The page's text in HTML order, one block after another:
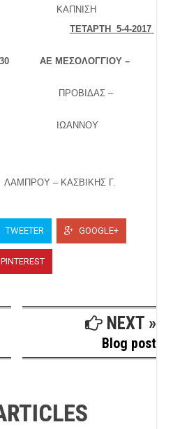
ΚΑΠΝΙΣΗ
ΤΕΤΑΡΤΗ 5-4-2017
ΑΕ ΜΕΣΟΛΟΓΓΙΟΥ –
–
ΙΩΑΝΝΟΥ
– ΚΑΣΒΙΚΗΣ Γ.
TWEETER GOOGLE+
PINTEREST
NEXT »
Blog post